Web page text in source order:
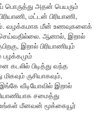
பொருத்து அதன் பெயரும்
மட்டன் பிரியாணி,
வழக்கமாக மீன் உணவுகளைக்
ஆனால், இறால்
இறால் பிரியாணியும்
கடலில் பிடித்து வந்த
ருசியாகவும்,
வீடியோவில் இறால்
சமைத்து
உங்கள் மீனவன் மூக்கையூர்